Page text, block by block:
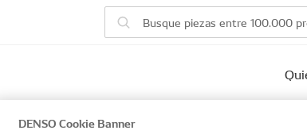
su vehículo
DENSO Cookie Banner